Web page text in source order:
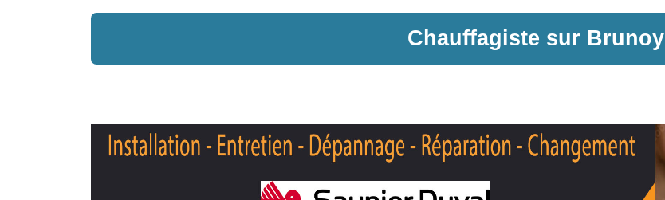
Chauffagiste sur Brunoy